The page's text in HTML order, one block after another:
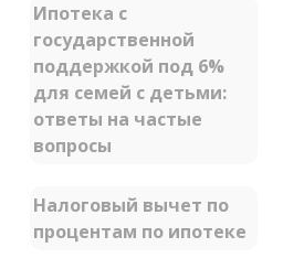
Ипотека с
государственной
поддержкой под 6%
для семей с детьми:
ответы на частые
вопросы
Налоговый вычет по
процентам по ипотеке